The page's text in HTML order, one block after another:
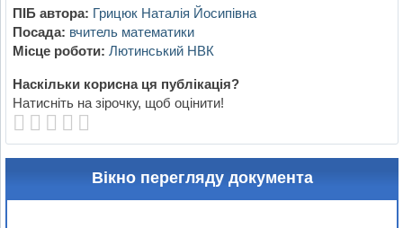
ПІБ автора: Грицюк Наталія Йосипівна
Посада: вчитель математики
Місце роботи: Лютинський НВК
Наскільки корисна ця публікація?
Натисніть на зірочку, щоб оцінити!
Вікно перегляду документа